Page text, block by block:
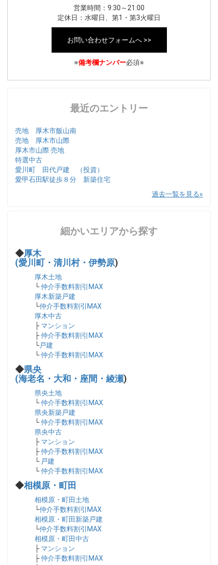
営業時間：9:30～21:00
定休日：水曜日、第1・第3火曜日
お問い合わせフォームへ >>
※備考欄ナンバー必須※
最近のエントリー
売地 厚木市飯山南
売地 厚木市山際
厚木市山際 売地
特選中古
愛川町 田代戸建 （投資）
愛甲石田駅徒歩８分 新築住宅
過去一覧を見る
細かいエリアから探す
◆厚木
(愛川町・清川村・伊勢原)
厚木土地
└仲介手数料割引MAX
厚木新築戸建
└仲介手数料割引MAX
厚木中古
├ マンション
├仲介手数料割引MAX
└戸建
└仲介手数料割引MAX
◆県央
(海老名・大和・座間・綾瀬)
県央土地
└仲介手数料割引MAX
県央新築戸建
└仲介手数料割引MAX
県央中古
├ マンション
├仲介手数料割引MAX
└ 戸建
└仲介手数料割引MAX
◆相模原・町田
相模原・町田土地
└仲介手数料割引MAX
相模原・町田新築戸建
└仲介手数料割引MAX
相模原・町田中古
├ マンション
├仲介手数料割引MAX